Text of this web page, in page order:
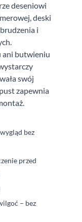
deseniowi
deski
i
ani butwieniu
swój
zapewnia
bez
przed
– bez